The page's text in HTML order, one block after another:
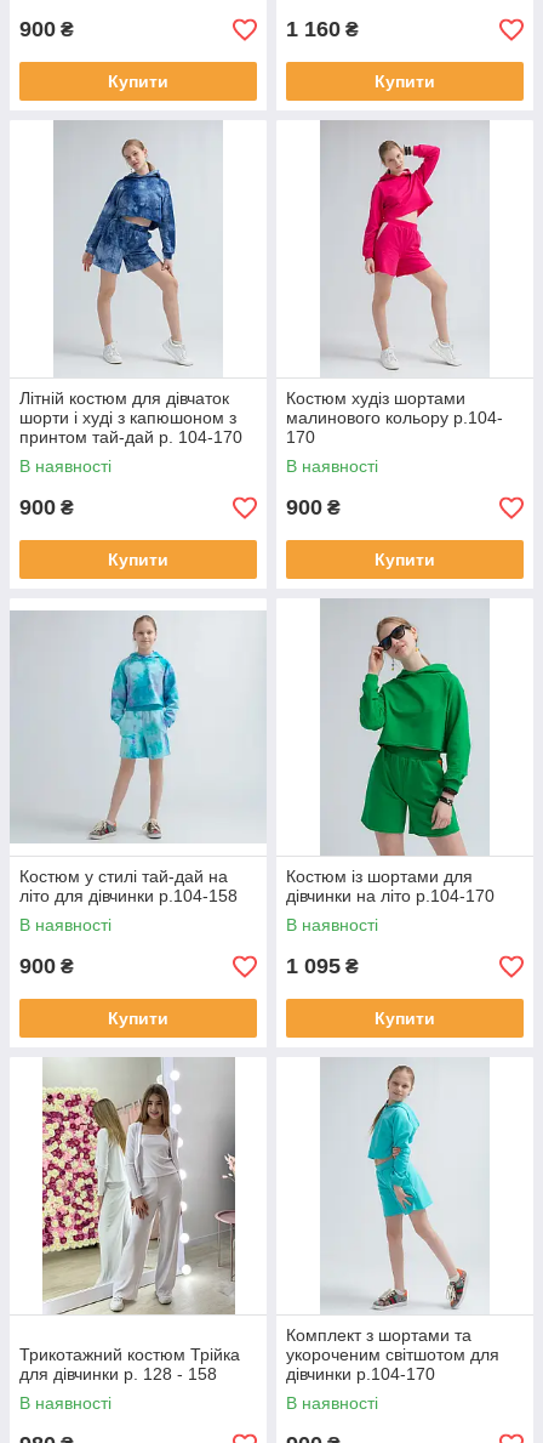
900 ₴
Купити
1 160 ₴
Купити
Літній костюм для дівчаток
шорти і худі з капюшоном з
принтом тай-дай р. 104-170
В наявності
900 ₴
Купити
Костюм худіз шортами
малинового кольору р.104-
170
В наявності
900 ₴
Купити
Костюм у стилі тай-дай на
літо для дівчинки р.104-158
В наявності
900 ₴
Купити
Костюм із шортами для
дівчинки на літо р.104-170
В наявності
1 095 ₴
Купити
Трикотажний костюм Трійка
для дівчинки р. 128 - 158
В наявності
Комплект з шортами та
укороченим світшотом для
дівчинки р.104-170
В наявності